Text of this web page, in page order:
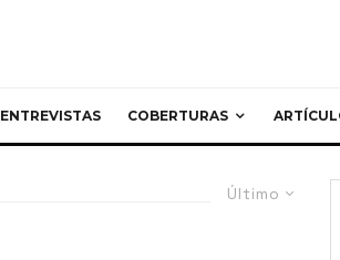
ENTREVISTAS COBERTURAS
Último